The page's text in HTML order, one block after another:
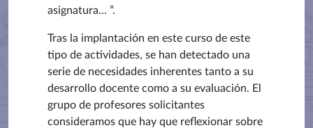
asignatura... ”.
Tras la implantación en este curso de este
tipo de actividades, se han detectado una
serie de necesidades inherentes tanto a su
desarrollo docente como a su evaluación. El
grupo de profesores solicitantes
consideramos que hay que reflexionar sobre